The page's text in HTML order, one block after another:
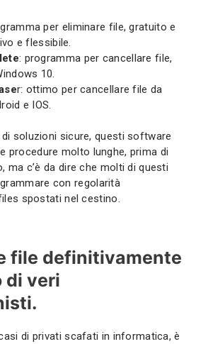
per eliminare file, gratuito e
e flessibile.
: programma per cancellare file,
10.
r: ottimo per cancellare file da
e IOS.
soluzioni sicure, questi software
procedure molto lunghe, prima di
ma c’è da dire che molti di questi
con regolarità
spostati nel cestino.
file definitivamente
di veri
di privati scafati in informatica, è